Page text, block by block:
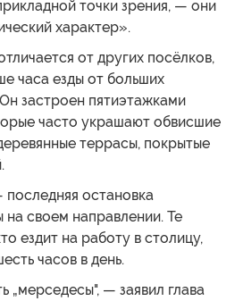
точки зрения, — они
характер».
от других посёлков,
часа езды от больших
застроен пятиэтажками
часто украшают обвисшие
террасы, покрытые
остановка
на своем направлении. Те
ездит на работу в столицу,
часов в день.
„мерседесы", — заявил глава